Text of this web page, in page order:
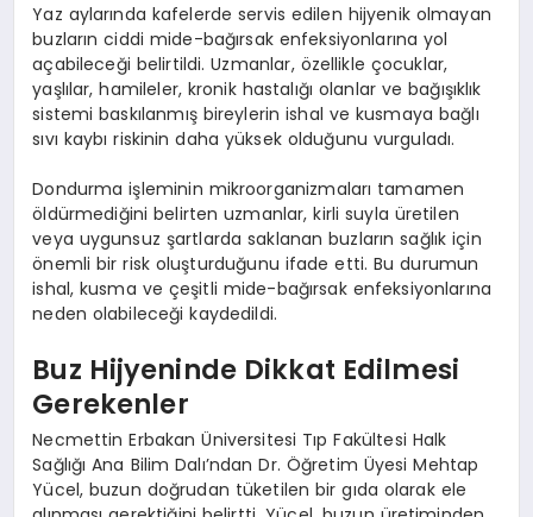
Yaz aylarında kafelerde servis edilen hijyenik olmayan
buzların ciddi mide-bağırsak enfeksiyonlarına yol
açabileceği belirtildi. Uzmanlar, özellikle çocuklar,
yaşlılar, hamileler, kronik hastalığı olanlar ve bağışıklık
sistemi baskılanmış bireylerin ishal ve kusmaya bağlı
sıvı kaybı riskinin daha yüksek olduğunu vurguladı.
Dondurma işleminin mikroorganizmaları tamamen
öldürmediğini belirten uzmanlar, kirli suyla üretilen
veya uygunsuz şartlarda saklanan buzların sağlık için
önemli bir risk oluşturduğunu ifade etti. Bu durumun
ishal, kusma ve çeşitli mide-bağırsak enfeksiyonlarına
neden olabileceği kaydedildi.
Buz Hijyeninde Dikkat Edilmesi
Gerekenler
Necmettin Erbakan Üniversitesi Tıp Fakültesi Halk
Sağlığı Ana Bilim Dalı’ndan Dr. Öğretim Üyesi Mehtap
Yücel, buzun doğrudan tüketilen bir gıda olarak ele